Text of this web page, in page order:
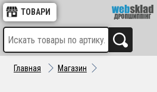
ТОВАРИ
Главная Магазин